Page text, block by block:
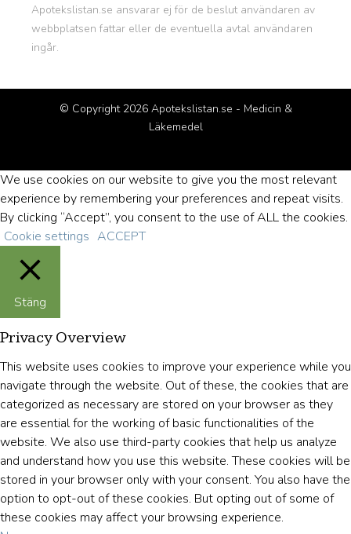
Apotekslistan.se ansvarar ej för de beslut användaren av
webbplatsen fattar eller de eventuella avtal användaren
ingår.
© Copyright 2026 Apotekslistan.se - Medicin &
Läkemedel
We use cookies on our website to give you the most relevant
experience by remembering your preferences and repeat visits.
By clicking “Accept”, you consent to the use of ALL the cookies.
Cookie settings ACCEPT
Stäng
Privacy Overview
This website uses cookies to improve your experience while you
navigate through the website. Out of these, the cookies that are
categorized as necessary are stored on your browser as they
are essential for the working of basic functionalities of the
website. We also use third-party cookies that help us analyze
and understand how you use this website. These cookies will be
stored in your browser only with your consent. You also have the
option to opt-out of these cookies. But opting out of some of
these cookies may affect your browsing experience.